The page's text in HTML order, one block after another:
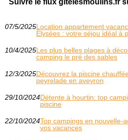
Suivre le flux gitelesmoulins.fr
07/5/2025Location appartement
Élysées : votre séjou idéal à
10/4/2025Les plus belles plages à
camping le pré des sables
12/3/2025Découvrez la piscine
peyrelade en aveyron
29/10/2024Détente à hourtin: top
piscine
22/10/2024Top campings en nouvelle-
vos vacances